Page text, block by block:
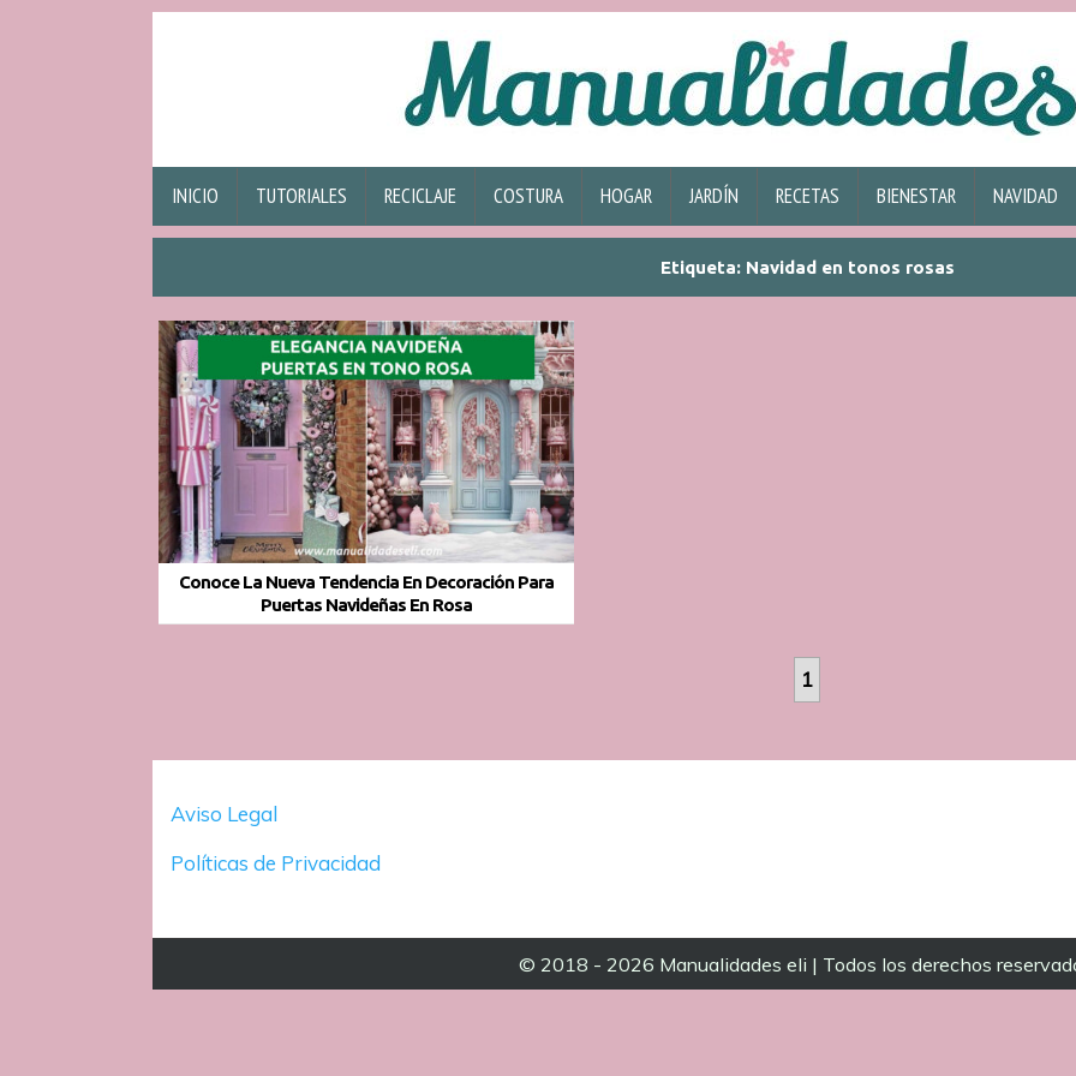
INICIO TUTORIALES RECICLAJE COSTURA HOGAR JARDÍN RECETAS BIENESTAR NAVIDAD
Etiqueta: Navidad en tonos rosas
Conoce La Nueva Tendencia En Decoración Para
Puertas Navideñas En Rosa
1
Aviso Legal
Políticas de Privacidad
© 2018 - 2026 Manualidades eli | Todos los derechos